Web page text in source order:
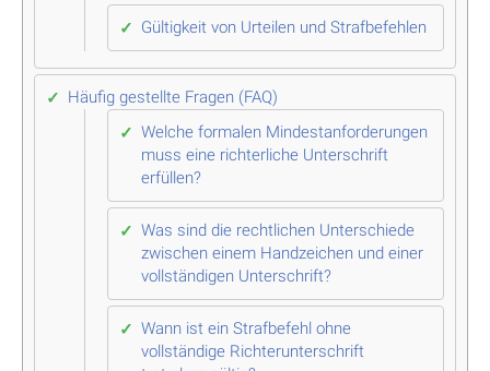
Gültigkeit von Urteilen und Strafbefehlen
Häufig gestellte Fragen (FAQ)
Welche formalen Mindestanforderungen
muss eine richterliche Unterschrift
erfüllen?
Was sind die rechtlichen Unterschiede
zwischen einem Handzeichen und einer
vollständigen Unterschrift?
Wann ist ein Strafbefehl ohne
vollständige Richterunterschrift